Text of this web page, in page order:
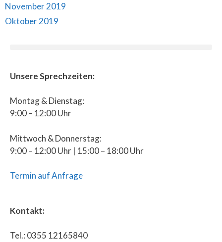
November 2019
Oktober 2019
Unsere Sprechzeiten:
Montag & Dienstag:
9:00 – 12:00 Uhr
Mittwoch & Donnerstag:
9:00 – 12:00 Uhr | 15:00 – 18:00 Uhr
Termin auf Anfrage
Kontakt:
Tel.: 0355 12165840